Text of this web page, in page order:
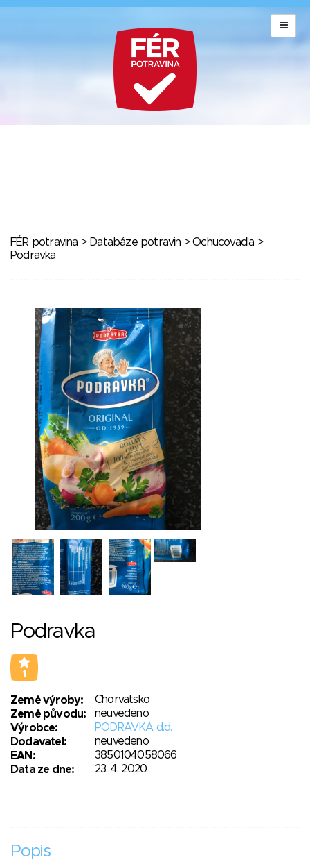
FÉR potravina > Databáze potravin >Ochucovadla >
Podravka
Podravka
1
Země výroby:
Chorvatsko
Země původu:
neuvedeno
Výrobce:
PODRAVKA d.d.
Dodavatel:
neuvedeno
EAN:
3850104058066
Data ze dne:
23. 4. 2020
Popis